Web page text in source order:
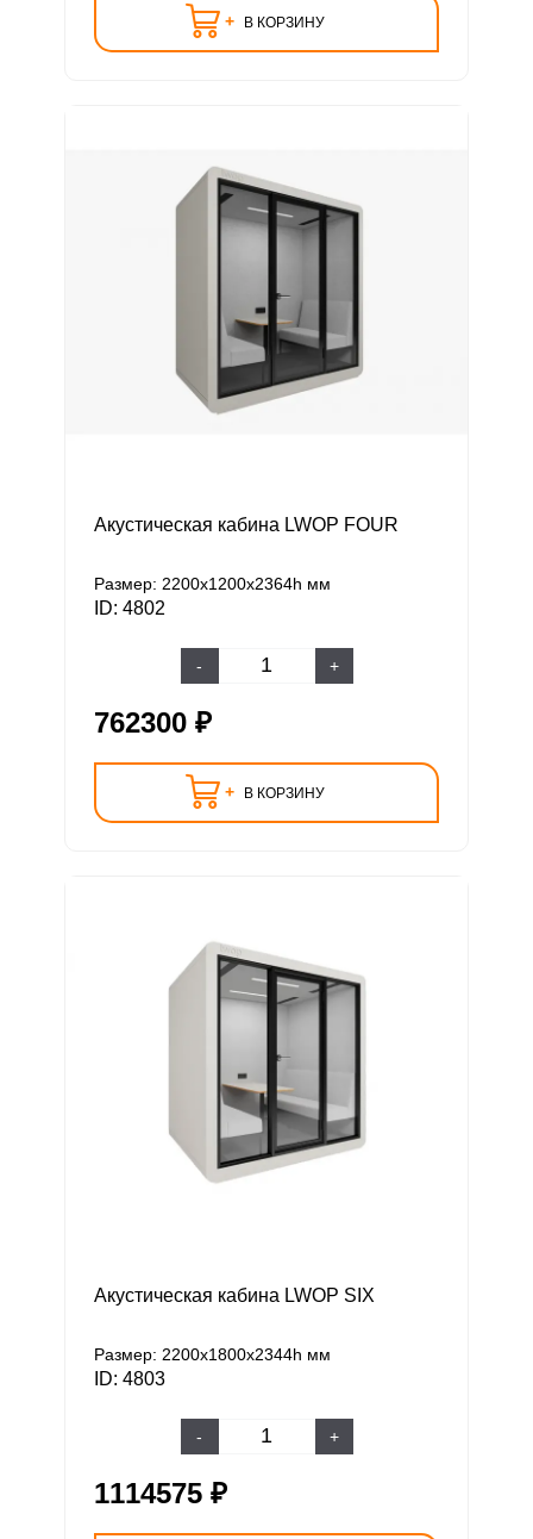
+ В КОРЗИНУ
Акустическая кабина LWOP FOUR
Размер: 2200х1200х2364h мм
ID: 4802
- +
762300 ₽
+ В КОРЗИНУ
Акустическая кабина LWOP SIX
Размер: 2200х1800х2344h мм
ID: 4803
- +
1114575 ₽